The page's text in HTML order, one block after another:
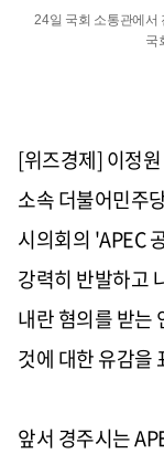
24일 국회 소통관에서
국
[위즈경제] 이정
소속 더불어민주
시의회의 'APEC
강력히 반발하고
내란 혐의를 받는
것에 대한 유감을
앞서 경주시는